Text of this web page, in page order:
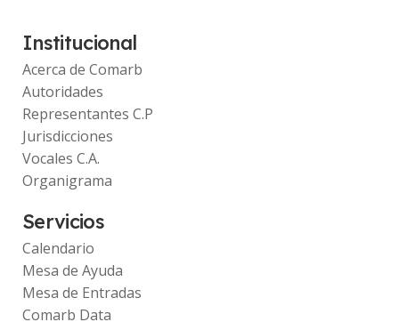
Institucional
Acerca de Comarb
Autoridades
Representantes C.P
Jurisdicciones
Vocales C.A.
Organigrama
Servicios
Calendario
Mesa de Ayuda
Mesa de Entradas
Comarb Data